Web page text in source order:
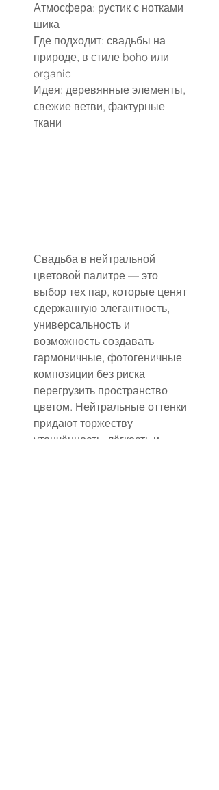
Атмосфера: рустик с нотками
шика
Где подходит: свадьбы на
природе, в стиле boho или
organic
Идея: деревянные элементы,
свежие ветви, фактурные
ткани
Свадьба в нейтральной
цветовой палитре — это
выбор тех пар, которые ценят
сдержанную элегантность,
универсальность и
возможность создавать
гармоничные, фотогеничные
композиции без риска
перегрузить пространство
цветом. Нейтральные оттенки
придают торжеству
утончённость, лёгкость и